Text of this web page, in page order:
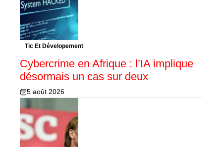
Tic Et Dévelopement
Cybercrime en Afrique : l’IA implique
désormais un cas sur deux
5 août 2026